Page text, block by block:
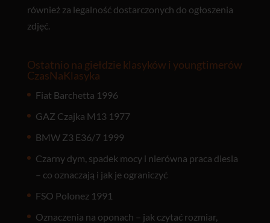
również za legalność dostarczonych do ogłoszenia
zdjęć.
Ostatnio na giełdzie klasyków i youngtimerów
CzasNaKlasyka
Fiat Barchetta 1996
GAZ Czajka M13 1977
BMW Z3 E36/7 1999
Czarny dym, spadek mocy i nierówna praca diesla
– co oznaczają i jak je ograniczyć
FSO Polonez 1991
Oznaczenia na oponach – jak czytać rozmiar,